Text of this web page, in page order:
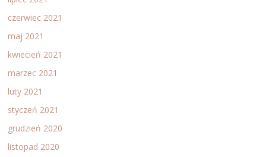
czerwiec 2021
maj 2021
kwiecień 2021
marzec 2021
luty 2021
styczeń 2021
grudzień 2020
listopad 2020